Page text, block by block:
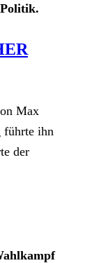
.
Max
führte ihn
der